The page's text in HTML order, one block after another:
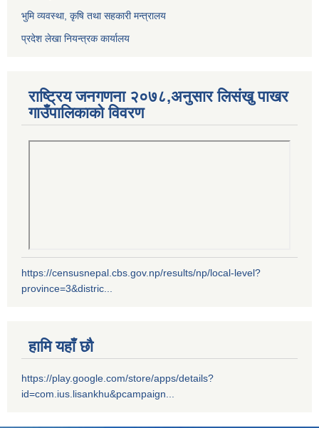
भुमि व्यवस्था, कृषि तथा सहकारी मन्त्रालय
प्रदेश लेखा नियन्त्रक कार्यालय
राष्ट्रिय जनगणना २०७८,अनुसार लिसंखु पाखर
गाउँपालिकाको विवरण
https://censusnepal.cbs.gov.np/results/np/local-level?
province=3&distric...
हामि यहाँ छौ
https://play.google.com/store/apps/details?
id=com.ius.lisankhu&pcampaign...